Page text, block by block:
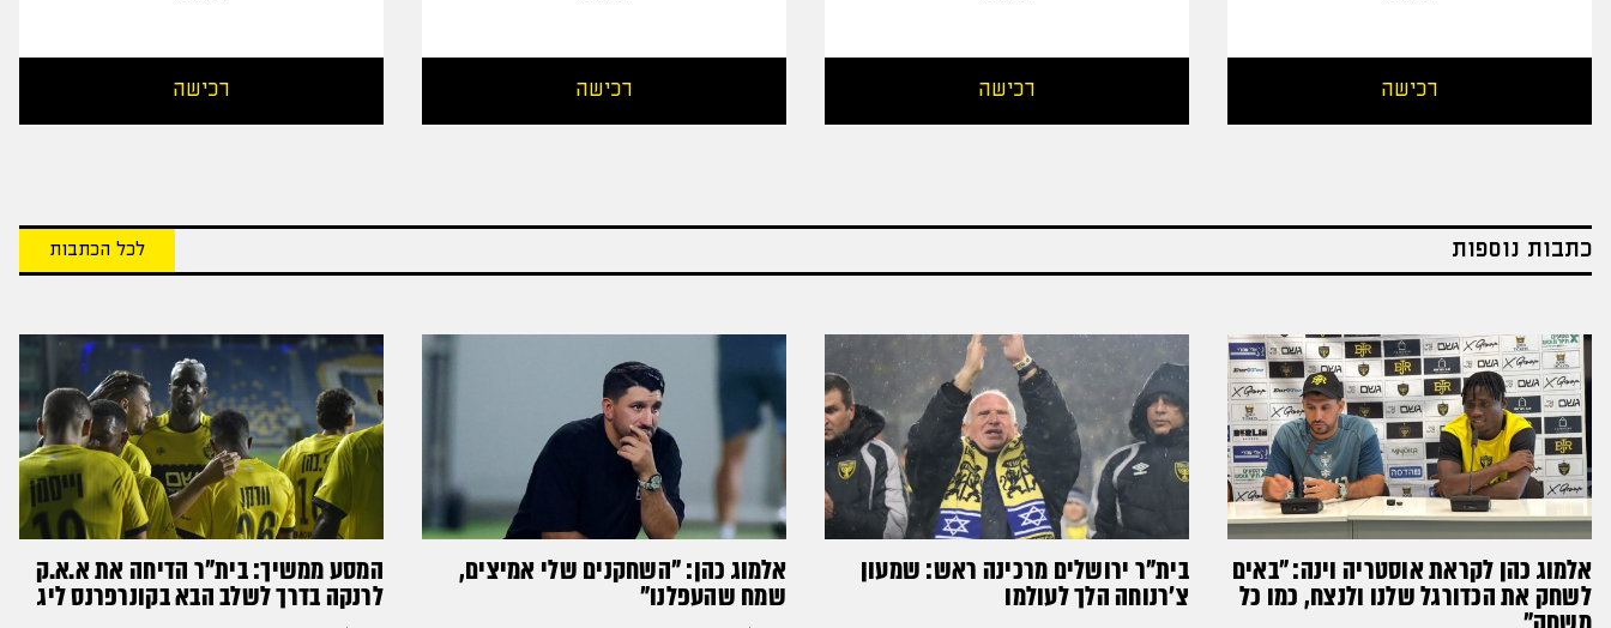
רכישה רכישה רכישה רכישה
כתבות נוספות לכל הכתבות
אלמוג כהן לקראת אוסטריה וינה: ״באים
לשחק את הכדורגל שלנו ולנצח, כמו כל
בית"ר ירושלים מרכינה ראש: שמעון
צ'רנוחה הלך לעולמו
אלמוג כהן: "השחקנים שלי אמיצים,
שמח שהעפלנו"
המסע ממשיך: בית"ר הדיחה את א.א.ק
לרנקה בדרך לשלב הבא בקונרפרנס ליג